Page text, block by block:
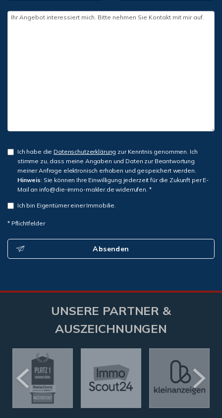
Ich habe die Datenschutzerklärung zur Kenntnis genommen. Ich
stimme zu, dass meine Angaben und Daten zur Beantwortung
meiner Anfrage elektronisch erhoben und gespeichert werden.
Hinweis: Sie können Ihre Einwilligung jederzeit für die Zukunft per E-
Mail an info@die-immo-makler.de widerrufen. *
Ich bin Eigentümer einer Immobilie.
* Pflichtfelder
Absenden
UNSERE PARTNER &
AUSZEICHNUNGEN